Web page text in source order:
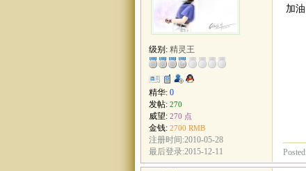
级别: 精灵王
精华: 0
发帖: 270
威望: 270 点
金钱: 2700 RMB
注册时间:2010-05-28
最后登录:2015-12-11
加